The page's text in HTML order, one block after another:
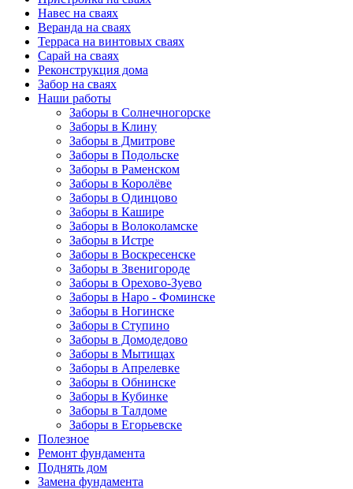
Навес на сваях
Веранда на сваях
Терраса на винтовых сваях
Cарай на сваях
Реконструкция дома
Забор на сваях
Наши работы
Заборы в Солнечногорске
Заборы в Клину
Заборы в Дмитрове
Заборы в Подольске
Заборы в Раменском
Заборы в Королёве
Заборы в Одинцово
Заборы в Кашире
Заборы в Волоколамске
Заборы в Истре
Заборы в Воскресенске
Заборы в Звенигороде
Заборы в Орехово-Зуево
Заборы в Наро - Фоминске
Заборы в Ногинске
Заборы в Ступино
Заборы в Домодедово
Заборы в Мытищах
Заборы в Апрелевке
Заборы в Обнинске
Заборы в Кубинке
Заборы в Талдоме
Заборы в Егорьевске
Полезное
Ремонт фундамента
Поднять дом
Замена фундамента